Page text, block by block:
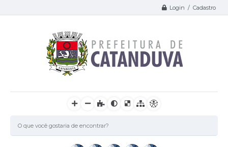
Login / Cadastro